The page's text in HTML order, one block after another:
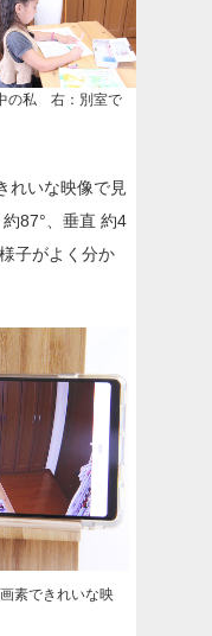
の私 右：別室で
れいな映像で見
87°、垂直 約4
子がよく分か
素できれいな映